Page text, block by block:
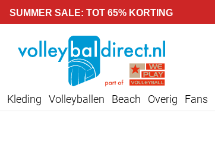
SUMMER SALE: TOT 65% KORTING
Kleding Volleyballen Beach Overig Fans